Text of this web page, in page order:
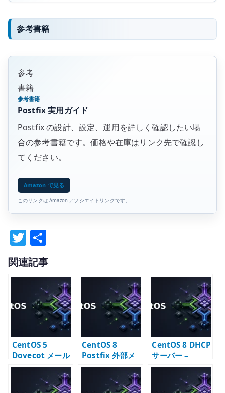
参考書籍
参考
書籍
参考書籍
Postfix 実用ガイド
Postfix の設計、設定、運用を詳しく確認したい場
合の参考書籍です。価格や在庫はリンク先で確認し
てください。
Amazon で見る
このリンクは Amazon アソシエイトリンクです。
T
w
it
te
r
有
関連記事
CentOS 5
Dovecot メール
受信サーバー構
築 – LDAP 連携
と IMAP/POP3
CentOS 8
Postfix 外部メ
ールサーバー –
公開 MTA の基本
CentOS 8 DHCP
サーバー –
dhcpd.conf の
基本設定